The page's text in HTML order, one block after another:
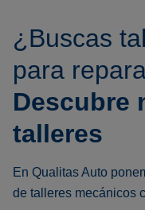
¿Buscas
para
Descubre
talleres
En Qualitas Auto
de talleres mecánicos